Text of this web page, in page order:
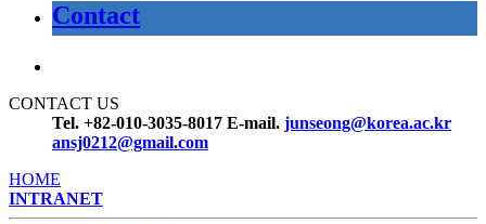
Contact
CONTACT US
Tel. +82-010-3035-8017 E-mail. junseong@korea.ac.kr
ansj0212@gmail.com
HOME
INTRANET